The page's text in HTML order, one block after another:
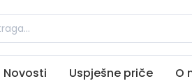
Novosti Uspješne priče O